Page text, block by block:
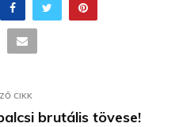
CIKK
brutális tövese!